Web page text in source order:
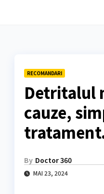
RECOMANDARI
Detritalul
cauze,
By Doctor 360
MAI 23, 2024